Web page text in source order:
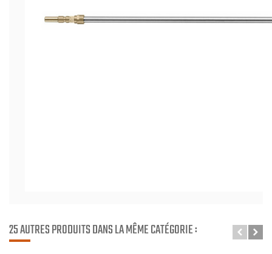
25 AUTRES PRODUITS DANS LA MÊME CATÉGORIE :